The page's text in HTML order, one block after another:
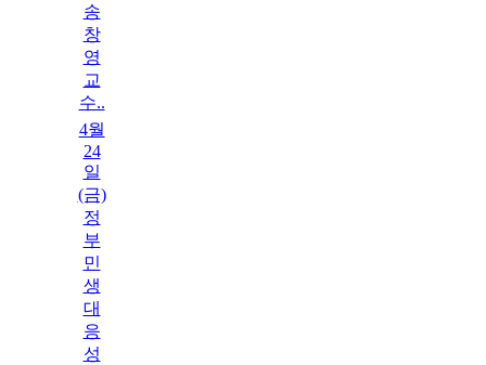
송
창
영
교
수..
4월
24
일
(금)
정
부
민
생
대
응
성